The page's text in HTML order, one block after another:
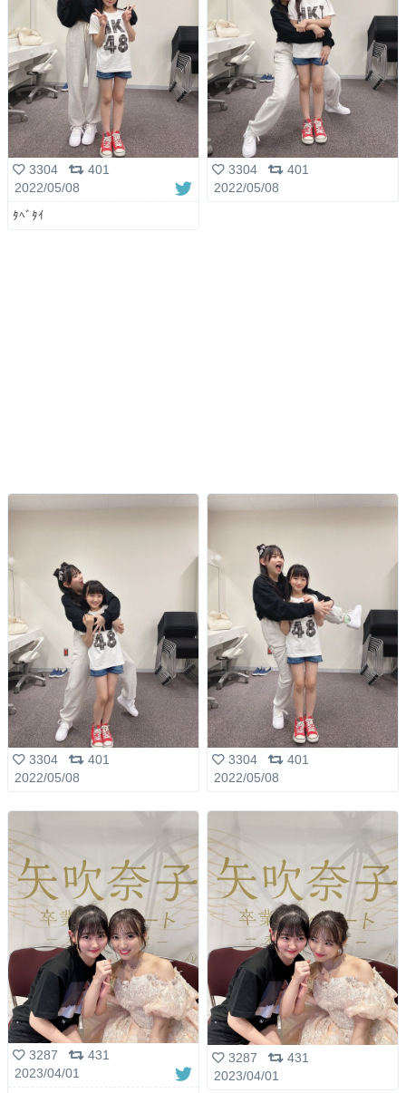
3304
401
2022/05/08
ﾀﾍﾞﾀｲ
3304
401
2022/05/08
3304
401
2022/05/08
3304
401
2022/05/08
3287
431
2023/04/01
3287
431
2023/04/01